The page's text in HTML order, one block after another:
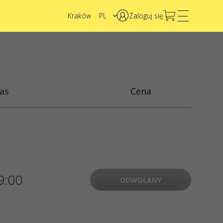
Kraków
PL Zaloguj się
Cena
ODWOŁANY